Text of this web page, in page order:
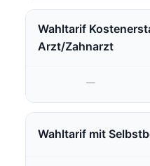
Wahltarif
Arzt/Zahnarzt
—
Wahltarif mit